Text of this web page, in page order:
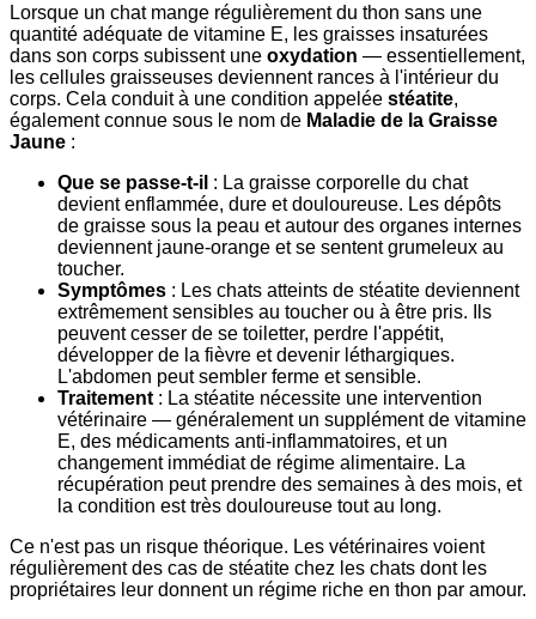
Lorsque un chat mange régulièrement du thon sans une
quantité adéquate de vitamine E, les graisses insaturées
dans son corps subissent une oxydation — essentiellement,
les cellules graisseuses deviennent rances à l'intérieur du
corps. Cela conduit à une condition appelée stéatite,
également connue sous le nom de Maladie de la Graisse
Jaune :
Que se passe-t-il : La graisse corporelle du chat
devient enflammée, dure et douloureuse. Les dépôts
de graisse sous la peau et autour des organes internes
deviennent jaune-orange et se sentent grumeleux au
toucher.
Symptômes : Les chats atteints de stéatite deviennent
extrêmement sensibles au toucher ou à être pris. Ils
peuvent cesser de se toiletter, perdre l'appétit,
développer de la fièvre et devenir léthargiques.
L'abdomen peut sembler ferme et sensible.
Traitement : La stéatite nécessite une intervention
vétérinaire — généralement un supplément de vitamine
E, des médicaments anti-inflammatoires, et un
changement immédiat de régime alimentaire. La
récupération peut prendre des semaines à des mois, et
la condition est très douloureuse tout au long.
Ce n'est pas un risque théorique. Les vétérinaires voient
régulièrement des cas de stéatite chez les chats dont les
propriétaires leur donnent un régime riche en thon par amour.